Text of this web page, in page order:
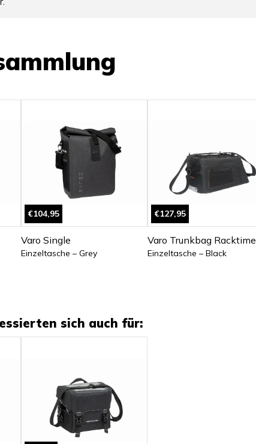
€104,95
Varo Single
Einzeltasche – Grey
€127,95
Varo Trunkbag Racktime
Einzeltasche – Black
sich auch für: